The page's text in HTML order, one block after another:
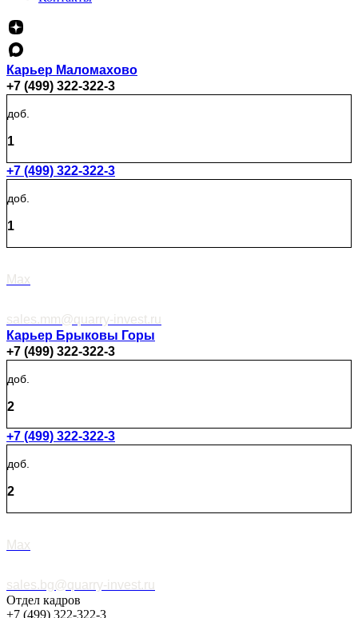
Карьер Маломахово
+7 (499) 322-322-3
доб.
1
+7 (499) 322-322-3
доб.
1
Max
sales.mm@quarry-invest.ru
Карьер Брыковы Горы
+7 (499) 322-322-3
доб.
2
+7 (499) 322-322-3
доб.
2
Max
sales.bg@quarry-invest.ru
Отдел кадров
+7 (499) 322-322-3